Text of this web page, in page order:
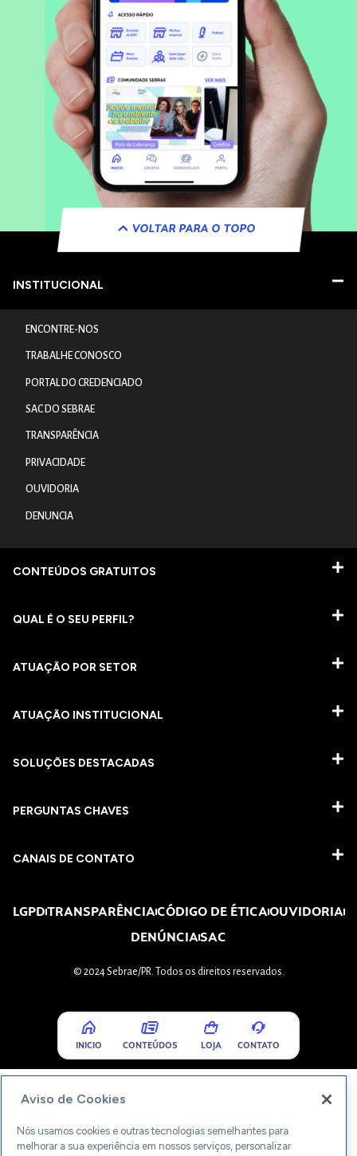
VOLTAR PARA O TOPO
INSTITUCIONAL
ENCONTRE-NOS
TRABALHE CONOSCO
PORTAL DO CREDENCIADO
SAC DO SEBRAE
TRANSPARÊNCIA
PRIVACIDADE
OUVIDORIA
DENUNCIA
CONTEÚDOS GRATUITOS
QUAL É O SEU PERFIL?
ATUAÇÃO POR SETOR
ATUAÇÃO INSTITUCIONAL
SOLUÇÕES DESTACADAS
PERGUNTAS CHAVES​
CANAIS DE CONTATO
LGPDTRANSPARÊNCIACÓDIGO DE ÉTICAOUVIDORIA
DENÚNCIASAC
© 2024 Sebrae/PR. Todos os direitos reservados.
INICIO CONTEÚDOS LOJA CONTATO
Aviso de Cookies
Nós usamos cookies e outras tecnologias semelhantes para
melhorar a sua experiência em nossos serviços, personalizar